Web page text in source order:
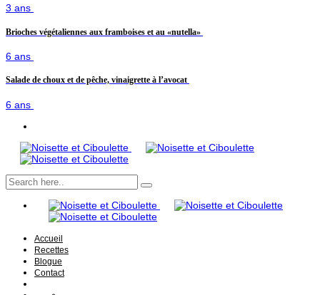
3 ans
Brioches végétaliennes aux framboises et au «nutella»
6 ans
Salade de choux et de pêche, vinaigrette à l’avocat
6 ans
Accueil
Recettes
Blogue
Contact